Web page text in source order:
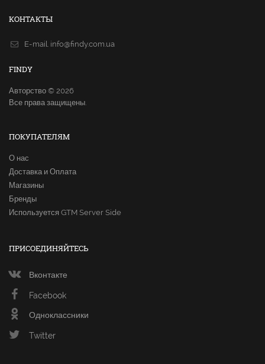
КОНТАКТЫ
E-mail. info@findy.com.ua
FINDY
Авторство © 2026
Все права защищены.
ПОКУПАТЕЛЯМ
О нас
Доставка и Оплата
Магазины
Бренды
Используется GTM Server Side
ПРИСОЕДИНЯЙТЕСЬ
Вконтакте
Facebook
Одноклассники
Twitter